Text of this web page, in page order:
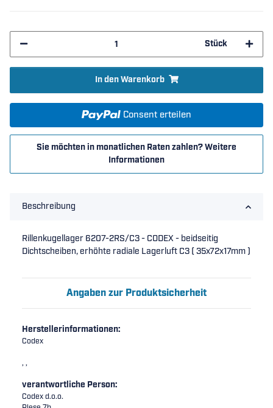
Stück
In den Warenkorb
Consent erteilen
Sie möchten in monatlichen Raten zahlen?Weitere
Informationen
Beschreibung
Rillenkugellager 6207-2RS/C3 - CODEX - beidseitig
Dichtscheiben, erhöhte radiale Lagerluft C3 ( 35x72x17mm )
Angaben zur Produktsicherheit
Herstellerinformationen:
Codex
, ,
verantwortliche Person:
Codex d.o.o.